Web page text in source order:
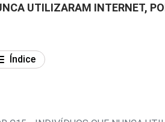
UTILIZARAM INTERNET,
Índice